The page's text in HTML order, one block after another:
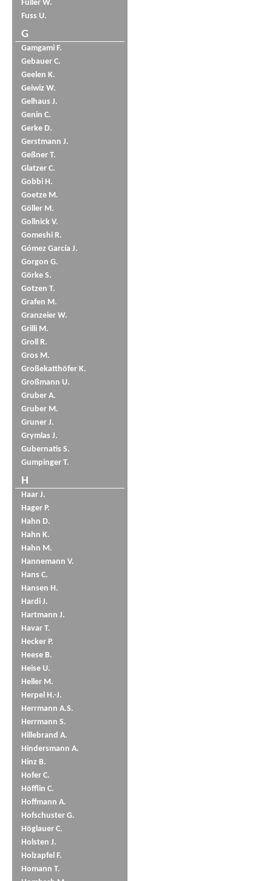
Füller W.
Fuss U.
G
Gamgami F.
Gebauer C.
Geelen K.
Geiwiz W.
Gelhaus J.
Genin C.
Gerke D.
Gerstmann J.
Geßner T.
Glatzer C.
Gobbi H.
Goetze M.
Göller M.
Gollnick V.
Gomeshi R.
Gómez García J.
Gorgon G.
Görke S.
Gotzen T.
Grafen M.
Granzeier W.
Grilli M.
Groll R.
Gros M.
Großekatthöfer K.
Großmann U.
Gruber A.
Gruber M.
Gruner J.
Grymlas J.
Gubernatis S.
Gumpinger T.
H
Haar J.
Hager P.
Hahn D.
Hahn K.
Hahn M.
Hannemann V.
Hans C.
Hansen H.
Hardi J.
Hartmann J.
Havar T.
Hecker P.
Heese B.
Heise U.
Heller M.
Herpel H.-J.
Herrmann A.S.
Herrmann S.
Hillebrand A.
Hindersmann A.
Hinz B.
Hofer C.
Höfflin C.
Hoffmann A.
Hofschuster G.
Höglauer C.
Holsten J.
Holzapfel F.
Homann T.